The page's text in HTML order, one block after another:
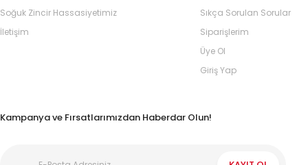
Soğuk Zincir Hassasiyetimiz
İletişim
Sıkça Sorulan Sorular
Siparişlerim
Üye Ol
Giriş Yap
Kampanya ve Fırsatlarımızdan Haberdar Olun!